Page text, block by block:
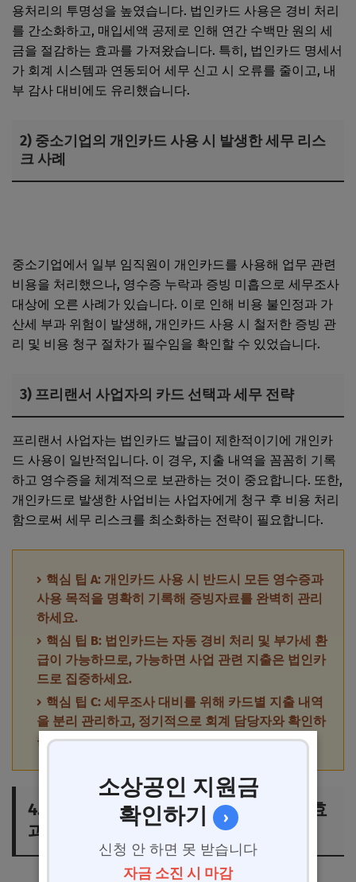
용처리의 투명성을 높였습니다. 법인카드 사용은 경비 처리
를 간소화하고, 매입세액 공제로 인해 연간 수백만 원의 세
금을 절감하는 효과를 가져왔습니다. 특히, 법인카드 명세서
가 회계 시스템과 연동되어 세무 신고 시 오류를 줄이고, 내
부 감사 대비에도 유리했습니다.
2) 중소기업의 개인카드 사용 시 발생한 세무 리스
크 사례
중소기업에서 일부 임직원이 개인카드를 사용해 업무 관련
비용을 처리했으나, 영수증 누락과 증빙 미흡으로 세무조사
대상에 오른 사례가 있습니다. 이로 인해 비용 불인정과 가
산세 부과 위험이 발생해, 개인카드 사용 시 철저한 증빙 관
리 및 비용 청구 절차가 필수임을 확인할 수 있었습니다.
3) 프리랜서 사업자의 카드 선택과 세무 전략
프리랜서 사업자는 법인카드 발급이 제한적이기에 개인카
드 사용이 일반적입니다. 이 경우, 지출 내역을 꼼꼼히 기록
하고 영수증을 체계적으로 보관하는 것이 중요합니다. 또한,
개인카드로 발생한 사업비는 사업자에게 청구 후 비용 처리
함으로써 세무 리스크를 최소화하는 전략이 필요합니다.
핵심 팁 A: 개인카드 사용 시 반드시 모든 영수증과
사용 목적을 명확히 기록해 증빙자료를 완벽히 관리
하세요.
핵심 팁 B: 법인카드는 자동 경비 처리 및 부가세 환
급이 가능하므로, 가능하면 사업 관련 지출은 법인카
드로 집중하세요.
핵심 팁 C: 세무조사 대비를 위해 카드별 지출 내역
을 분리 관리하고, 정기적으로 회계 담당자와 확인하
는 습관을 들이세요.
4. 법인카드와 개인카드 사용 시 절세 효
과 및 비용 효율성 비교
소상공인 지원금
확인하기
›
신청 안 하면 못 받습니다
자금 소진 시 마감